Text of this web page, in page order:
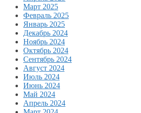
Март 2025
Февраль 2025
Январь 2025
Декабрь 2024
Ноябрь 2024
Октябрь 2024
Сентябрь 2024
Август 2024
Июль 2024
Июнь 2024
Май 2024
Апрель 2024